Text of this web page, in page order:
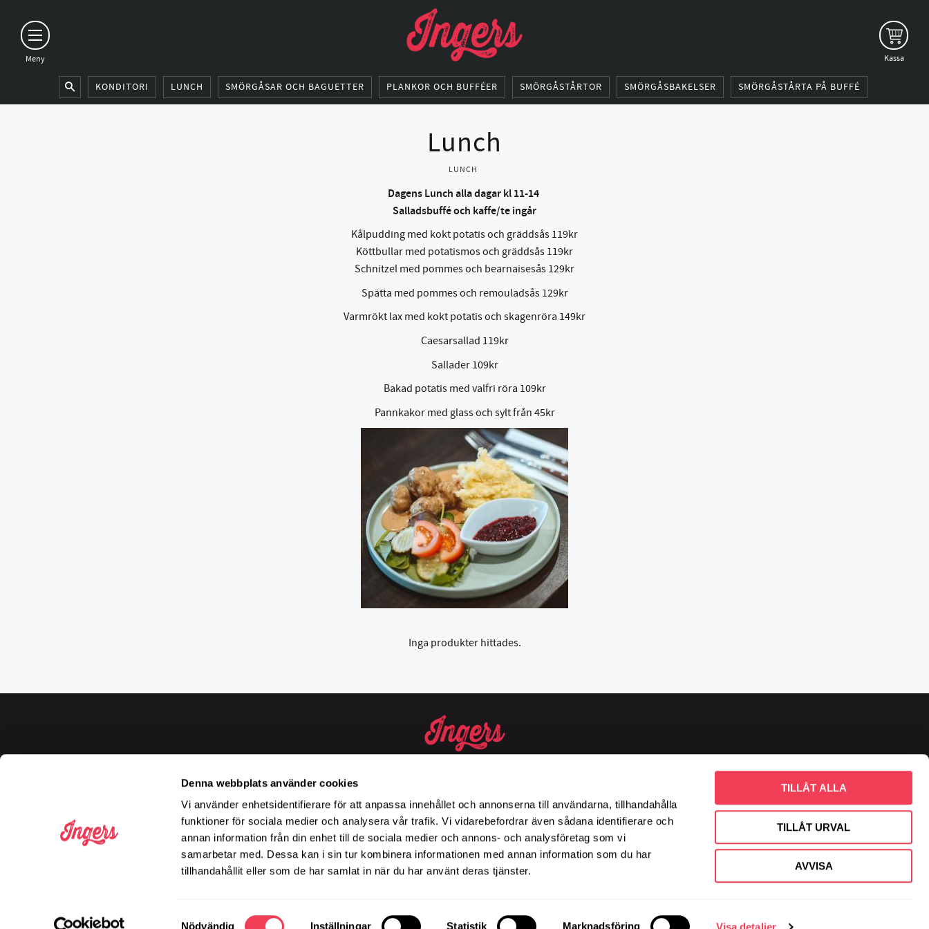
Denna webbplats använder cookies
Vi använder enhetsidentifierare för att anpassa innehållet och annonserna till användarna, tillhandahålla
funktioner för sociala medier och analysera vår trafik. Vi vidarebefordrar även sådana identifierare och
annan information från din enhet till de sociala medier och annons- och analysföretag som vi
samarbetar med. Dessa kan i sin tur kombinera informationen med annan information som du har
tillhandahållit eller som de har samlat in när du har använt deras tjänster.
Samtyckesval
Nödvändig Inställningar Statistik Marknadsföring Visa detaljer
TILLÅT ALLA
TILLÅT URVAL
AVVISA
KONDITORI LUNCH SMÖRGÅSAR OCH BAGUETTER PLANKOR OCH BUFFÉER SMÖRGÅSTÅRTOR SMÖRGÅSBAKELSER SMÖRGÅSTÅRTA PÅ BUFFÉ
Lunch
LUNCH
Dagens Lunch alla dagarkl 11-14
Salladsbuffé och kaffe/te ingår
Kålpudding med kokt potatis och gräddsås 119kr
Köttbullar med potatismos och gräddsås 119kr
Schnitzel med pommes och bearnaisesås 129kr
Spätta med pommes och remouladsås 129kr
Varmrökt lax med kokt potatis och skagenröra 149kr
Caesarsallad 119kr
Sallader 109kr
Bakad potatis med valfri röra 109kr
Pannkakor med glass och sylt från 45kr
Inga produkter hittades.
E-post:info@ingers.se
Besöksadress:Marketenterivägen 15, 352 36 Växjö
Avvikande öppettider finns här
Vi är ett kontantfritt kafé. Välkommen till Ingers!